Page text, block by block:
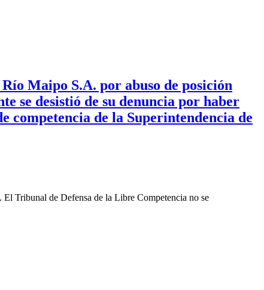
Maipo S.A. por abuso de posición
se desistió de su denuncia por haber
competencia de la Superintendencia de
Tribunal de Defensa de la Libre Competencia no se